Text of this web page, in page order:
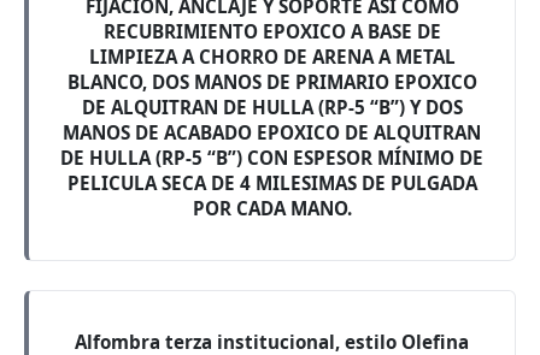
FIJACIÓN, ANCLAJE Y SOPORTE ASÍ COMO
RECUBRIMIENTO EPOXICO A BASE DE
LIMPIEZA A CHORRO DE ARENA A METAL
BLANCO, DOS MANOS DE PRIMARIO EPOXICO
DE ALQUITRAN DE HULLA (RP-5 “B”) Y DOS
MANOS DE ACABADO EPOXICO DE ALQUITRAN
DE HULLA (RP-5 “B”) CON ESPESOR MÍNIMO DE
PELICULA SECA DE 4 MILESIMAS DE PULGADA
POR CADA MANO.
Alfombra terza institucional, estilo Olefina